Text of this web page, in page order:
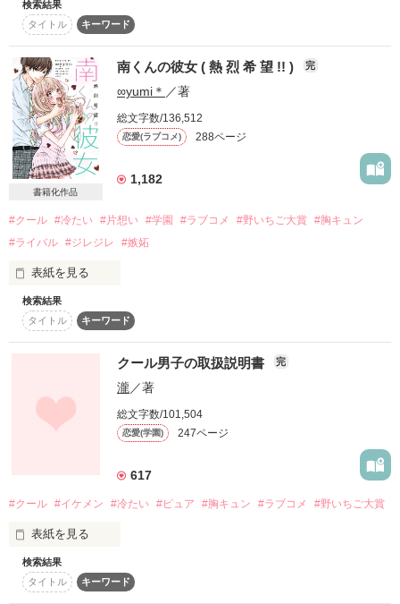
作品を読む
※書籍に、限定の番外編を2本書き下ろしております
犬甘さま／さらてぃーさま ／ 林 樹莉さま／浅木永遠さま／古
城あみさま／結季ななせさま／過泣さま／♯ひーちゃん♪さま／
ほのメロさま／月下香さま／野々原 苺 さま ／ kokonyan さま
／ 笑守✈さま yunaりんご さま
素敵なレビューありがとうございます…！
※ 現在修正中のため、ページによって内容が前後・重複してい
（8/26〜）
その正体とは
〜冷姫〜
正体不明の地味子のお話、、、
駄作です！暖かく見守ってください！！
PV数15,028,949(´°v°)/
ありがとうございます!!
△START☞1102
△END☞1204
こんなに想ってるのに、
こんなに伝えてるのに、
あたしの溶けるような甘い気持ちに、
君は応えてくれない。
ねぇ、こっち見てよ。
あたしの隣ばっかり見ないで。
「残念ながら優衣は、
……嘘つき。
じゃあ何で、そんな切ない顔するの？
願いを込めて。
この恋は勝負である！！
「絶対落とします！！」
「絶対落ちないから」
一直線イケイケ女子
間部ひなた
〜Manabe Hinata〜
大問題児チャラチャラ男子
多岐遥
〜Taki Haruka〜
この世界は奇跡であふれている
あなたと出会えた確率は奇跡同然！
だぁかぁらぁ！
多岐くんは！私を！好きに！なる！」
「ならない」
１%でも作ってみせる
検索結果
タイトル
キーワード
書籍化作品
南くんの彼女 ( 熱 烈 希 望 !! ) 完
∞yumi＊ ／著
総文字数/136,512
恋愛(ラブコメ) 288ページ
1,182
#クール #冷たい #片想い #学園 #ラブコメ #野いちご大賞 #胸キュン
#ライバル #ジレジレ #嫉妬
表紙を見る
「南くん、好き！」
「…あっそ。」
「南くん！今日も好き〜！」
「南くんってばぁ！」
「…うるっさい。」
南 瀬那♂
Sena Minami
×
検索結果
タイトル
キーワード
クール男子の取扱説明書 完
瀧／著
総文字数/101,504
恋愛(学園) 247ページ
617
#クール #イケメン #冷たい #ピュア #胸キュン #ラブコメ #野いちご大賞
表紙を見る
検索結果
タイトル
キーワード